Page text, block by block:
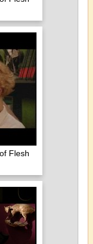
Flesh